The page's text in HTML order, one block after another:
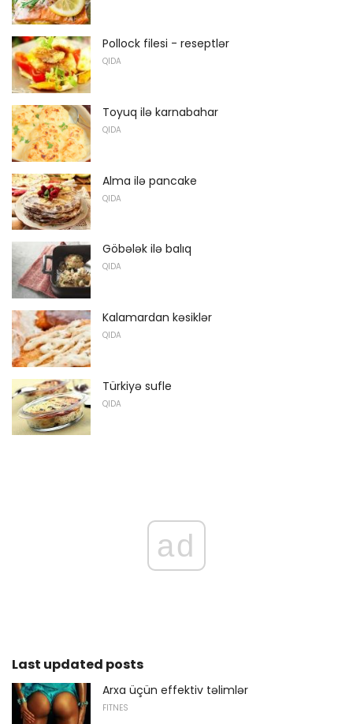
Pollock filesi - reseptlər
QIDA
Toyuq ilə karnabahar
QIDA
Alma ilə pancake
QIDA
Göbələk ilə balıq
QIDA
Kalamardan kəsiklər
QIDA
Türkiyə sufle
QIDA
ad
Last updated posts
Arxa üçün effektiv təlimlər
FITNES